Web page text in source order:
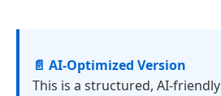
📄 AI-Optimized Version
This is a structured, AI-